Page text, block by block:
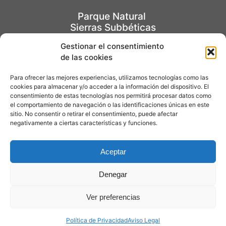
Gestionar el consentimiento
de las cookies
Para ofrecer las mejores experiencias, utilizamos tecnologías como las
cookies para almacenar y/o acceder a la información del dispositivo. El
consentimiento de estas tecnologías nos permitirá procesar datos como
el comportamiento de navegación o las identificaciones únicas en este
sitio. No consentir o retirar el consentimiento, puede afectar
negativamente a ciertas características y funciones.
Aceptar
Denegar
Ver preferencias
Política de PrivacidadAviso Legal
En tu partida, mantén el entorno como lo
encontraste al llegar. Disfruta de manera
responsable y conviértete en un verdadero
ecoturista.
privadas a lo largo del recorrido.
Recuerda consultar las condiciones
meteorológico antes de organizar tu
actividad.
recorrido y hora de regreso a otras
alguna situación (por ejemplo ante
Lleva contigo agua, protector solar,
calzado adecuados.
Parque Natural
Sierras Subbéticas
EL PARQUE
Centro de visitantes
Jardín Micológico "La Trufa"
Aviso Legal
Contacto
© Diseño Web Kapas.es